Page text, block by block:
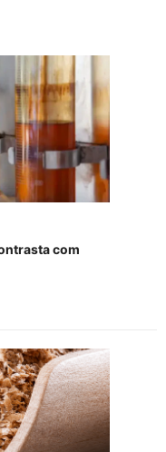
com